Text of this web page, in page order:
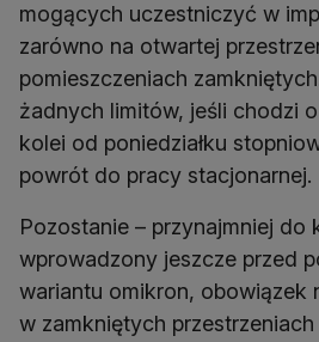
mogących uczestniczyć w
zarówno na otwartej
pomieszczeniach
żadnych limitów, jeśli chodzi
kolei od poniedziałku
powrót do pracy stacjonarnej.
Pozostanie – przynajmniej do
wprowadzony jeszcze przed
wariantu omikron, obowiązek
w zamkniętych